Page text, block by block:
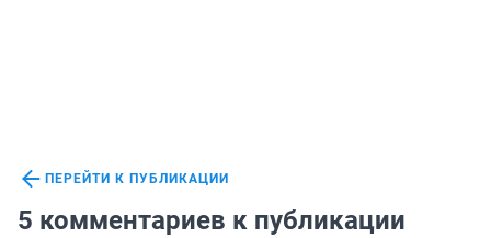
ПЕРЕЙТИ К ПУБЛИКАЦИИ
5 комментариев к публикации